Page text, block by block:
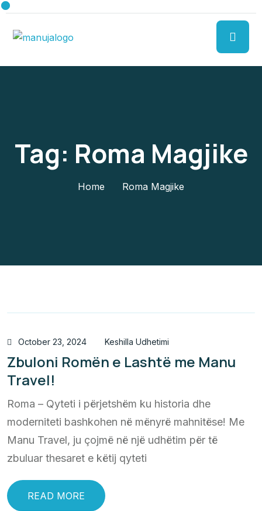
Tag: Roma Magjike
Home Roma Magjike
October 23, 2024 Keshilla Udhetimi
Zbuloni Romën e Lashtë me Manu
Travel!
Roma – Qyteti i përjetshëm ku historia dhe
moderniteti bashkohen në mënyrë mahnitëse! Me
Manu Travel, ju çojmë në një udhëtim për të
zbuluar thesaret e këtij qyteti
READ MORE